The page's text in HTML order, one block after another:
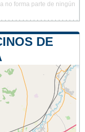
no forma parte de ningún
DE